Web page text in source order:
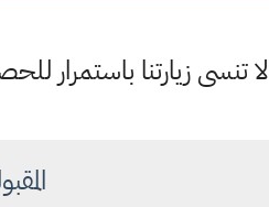
لا تنسى زيارتنا